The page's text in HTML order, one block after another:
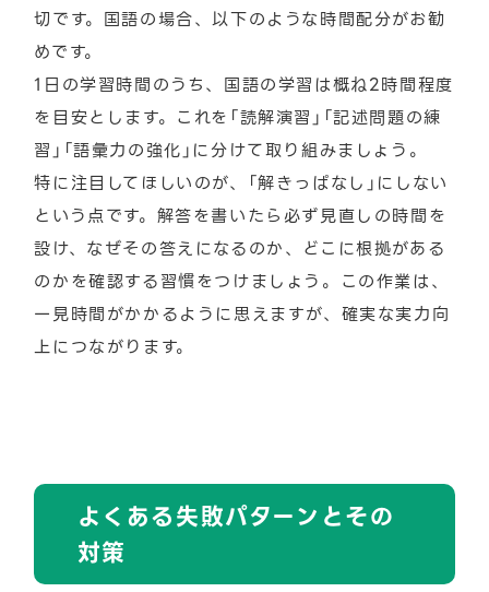
切です。国語の場合、以下のような時間配分がお勧
めです。
1日の学習時間のうち、国語の学習は概ね2時間程度
を目安とします。これを「読解演習」「記述問題の練
習」「語彙力の強化」に分けて取り組みましょう。
特に注目してほしいのが、「解きっぱなし」にしない
という点です。解答を書いたら必ず見直しの時間を
設け、なぜその答えになるのか、どこに根拠がある
のかを確認する習慣をつけましょう。この作業は、
一見時間がかかるように思えますが、確実な実力向
上につながります。
よくある失敗パターンとその
対策